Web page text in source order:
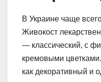
В Украине чаще
Живокост
— классический, с
кремовыми
как декоративный и